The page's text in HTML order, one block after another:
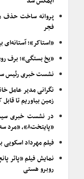
پروانه ساخت حذف
فجر
«استاکر»؛ آستانه‌ای
«یخ بستگی»؛ برف
نشست خبری رئیس
نگرانی مدیر عامل
زمین بیاوریم تا
در نشست خبری
«پایتخت۸»، «مرد سه هزار چهره»، «سلمان فارسی» و…
فیلم مهرداد
نمایش فیلم «پاتر
روبرو هستی